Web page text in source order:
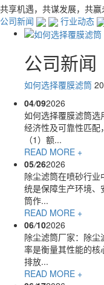
共享机遇，共谋发展，共赢
公司新闻
行业动态
公司新闻
如何选择覆膜滤筒
04/092026
如何选择覆膜滤筒选
经济性及可靠性匹配
（1）额...
READ MORE +
05/262026
除尘滤筒在喷砂行
统是保障生产环境
筒作...
READ MORE +
06/102026
除尘滤筒厂家：除
率是衡量其性能的核
排放...
READ MORE +